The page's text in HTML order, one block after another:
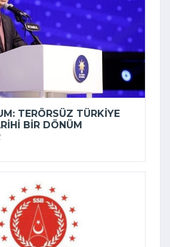
TERÖRSÜZ TÜRKIYE
BIR DÖNÜM